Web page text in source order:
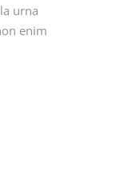
urna
enim